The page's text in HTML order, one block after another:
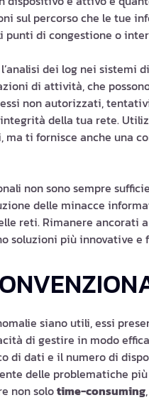
sul percorso che le tue
punti di congestione o
dei log nei sistemi
di attività, che
non autorizzati,
della tua rete.
ti fornisce anche una
non sono sempre
delle minacce
reti. Rimanere ancorati
soluzioni più innovative e
siano utili, essi
di gestire in modo
di dati e il numero di
delle problematiche
non solotime-consuming